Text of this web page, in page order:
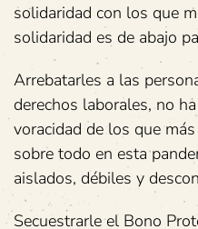
solidaridad con los que
solidaridad es de abajo
Arrebatarles a las
derechos laborales, no
voracidad de los que
sobre todo en esta
aislados, débiles y
Secuestrarle el Bono